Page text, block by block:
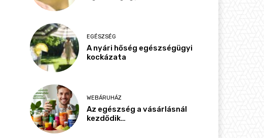
EGÉSZSÉG
A nyári hőség egészségügyi
kockázata
WEBÁRUHÁZ
Az egészség a vásárlásnál
kezdődik…